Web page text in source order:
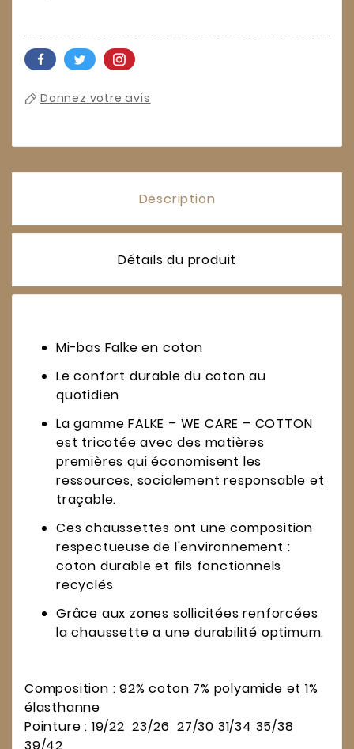
Donnez votre avis
Description
Détails du produit
Mi-bas Falke en coton
Le confort durable du coton au
quotidien
La gamme FALKE – WE CARE – COTTON
est tricotée avec des matières
premières qui économisent les
ressources, socialement responsable et
traçable.
Ces chaussettes ont une composition
respectueuse de l'environnement :
coton durable et fils fonctionnels
recyclés
Grâce aux zones sollicitées renforcées
la chaussette a une durabilité optimum.
Composition : 92% coton 7% polyamide et 1%
élasthanne
Pointure : 19/22 23/26 27/30 31/34 35/38
39/42